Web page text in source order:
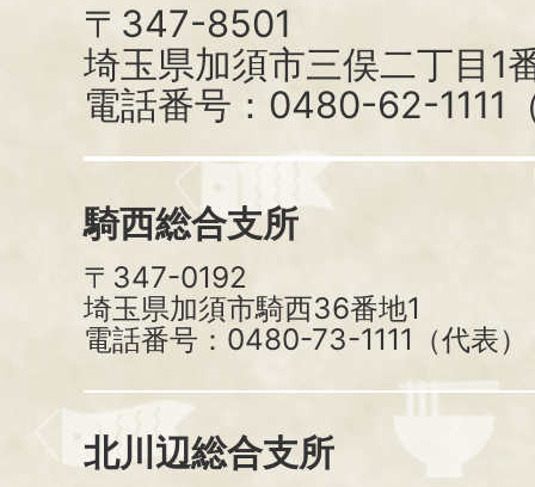
〒347-8501
埼玉県加須市三俣二丁目1
電話番号：0480-62-1111
騎西総合支所
〒347-0192
埼玉県加須市騎西36番地1
電話番号：0480-73-1111（代表）
北川辺総合支所